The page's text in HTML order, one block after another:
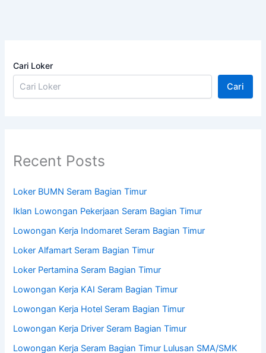
Cari Loker
Cari
Recent Posts
Loker BUMN Seram Bagian Timur
Iklan Lowongan Pekerjaan Seram Bagian Timur
Lowongan Kerja Indomaret Seram Bagian Timur
Loker Alfamart Seram Bagian Timur
Loker Pertamina Seram Bagian Timur
Lowongan Kerja KAI Seram Bagian Timur
Lowongan Kerja Hotel Seram Bagian Timur
Lowongan Kerja Driver Seram Bagian Timur
Lowongan Kerja Seram Bagian Timur Lulusan SMA/SMK